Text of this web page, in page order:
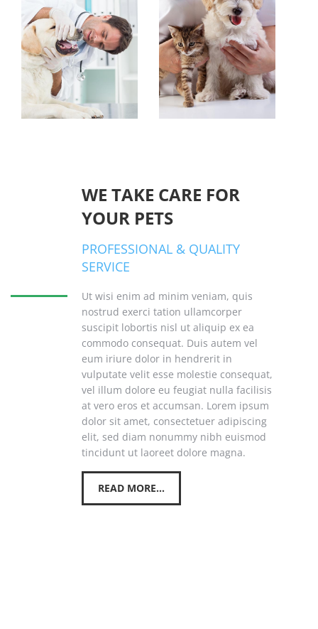
WE TAKE CARE FOR
YOUR PETS
PROFESSIONAL & QUALITY
SERVICE
Ut wisi enim ad minim veniam, quis
nostrud exerci tation ullamcorper
suscipit lobortis nisl ut aliquip ex ea
commodo consequat. Duis autem vel
eum iriure dolor in hendrerit in
vulputate velit esse molestie consequat,
vel illum dolore eu feugiat nulla facilisis
at vero eros et accumsan. Lorem ipsum
dolor sit amet, consectetuer adipiscing
elit, sed diam nonummy nibh euismod
tincidunt ut laoreet dolore magna.
READ MORE...